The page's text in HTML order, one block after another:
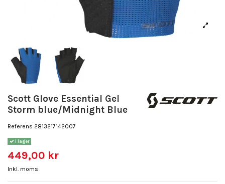
Scott Glove Essential Gel
Storm blue/Midnight Blue
Referens 2813217142007
I lager
449,00 kr
Inkl. moms